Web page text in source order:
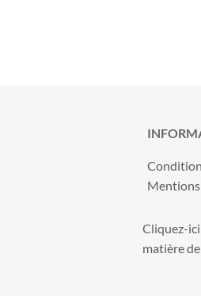
Mentions
Cliquez-
matière